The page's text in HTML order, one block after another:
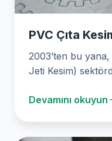
PVC Çıta
2003’ten bu
Jeti Kesim)
Devamını okuyun